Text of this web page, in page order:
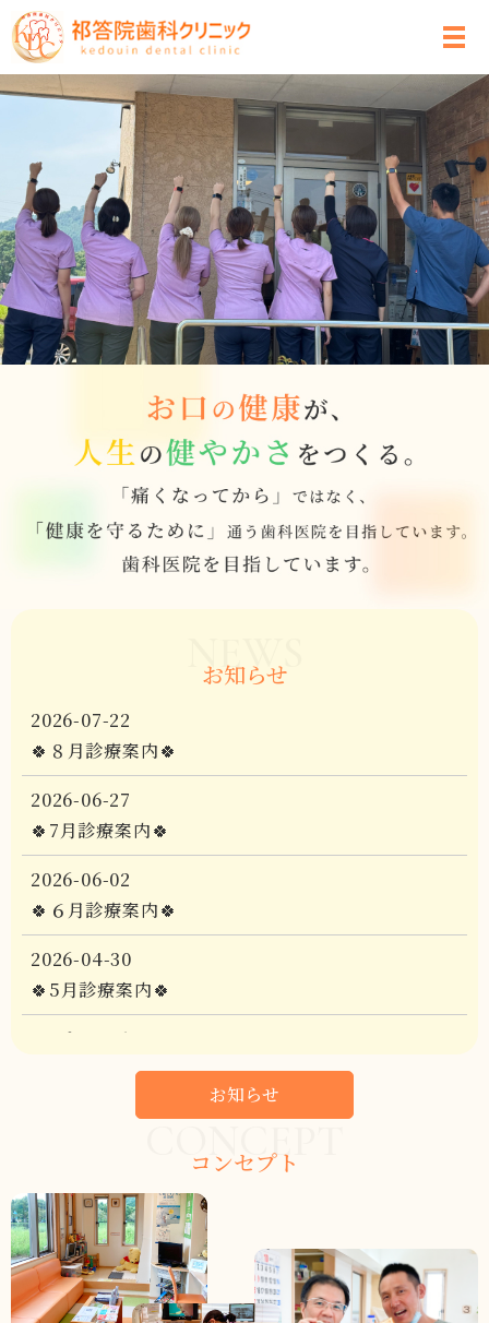
NEWS
お知らせ
2026-07-22
🍀８月診療案内🍀
2026-06-27
🍀7月診療案内🍀
2026-06-02
🍀６月診療案内🍀
2026-04-30
🍀5月診療案内🍀
2026-04-01
🌟🦷リニューアルオープン🦷🌟
2025-12-29
☘️1月診療案内☘️
2025-11-28
🍀１２月の診療案内🍀
お知らせ
CONCEPT
コンセプト